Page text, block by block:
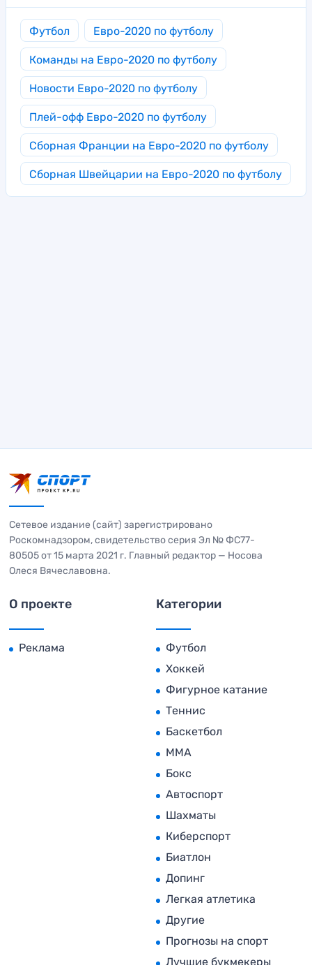
Футбол Евро-2020 по футболу
Команды на Евро-2020 по футболу
Новости Евро-2020 по футболу
Плей-офф Евро-2020 по футболу
Сборная Франции на Евро-2020 по футболу
Сборная Швейцарии на Евро-2020 по футболу
Сетевое издание (сайт) зарегистрировано
Роскомнадзором, свидетельство серия Эл № ФС77-
80505 от 15 марта 2021 г. Главный редактор — Носова
Олеся Вячеславовна.
О проекте
Реклама
Категории
Футбол
Хоккей
Фигурное катание
Теннис
Баскетбол
MMA
Бокс
Автоспорт
Шахматы
Киберспорт
Биатлон
Допинг
Легкая атлетика
Другие
Прогнозы на спорт
Лучшие букмекеры